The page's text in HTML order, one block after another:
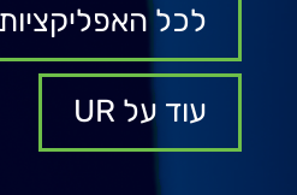
לכל האפליקציות
עוד על UR